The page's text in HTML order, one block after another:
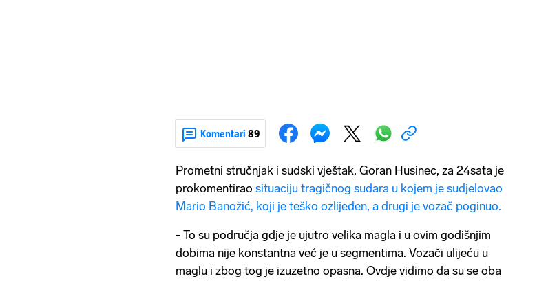
Komentari 89
Prometni stručnjak i sudski vještak, Goran Husinec, za 24sata je
prokomentirao situaciju tragičnog sudara u kojem je sudjelovao
Mario Banožić, koji je teško ozlijeđen, a drugi je vozač poginuo.
- To su područja gdje je ujutro velika magla i u ovim godišnjim
dobima nije konstantna već je u segmentima. Vozači ulijeću u
maglu i zbog tog je izuzetno opasna. Ovdje vidimo da su se oba